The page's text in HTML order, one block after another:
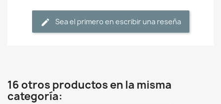
Sea el primero en escribir una reseña
16 otros productos en la misma
categoría: